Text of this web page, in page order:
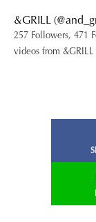
&GRILL
257 Followers, 471
videos from &GRILL